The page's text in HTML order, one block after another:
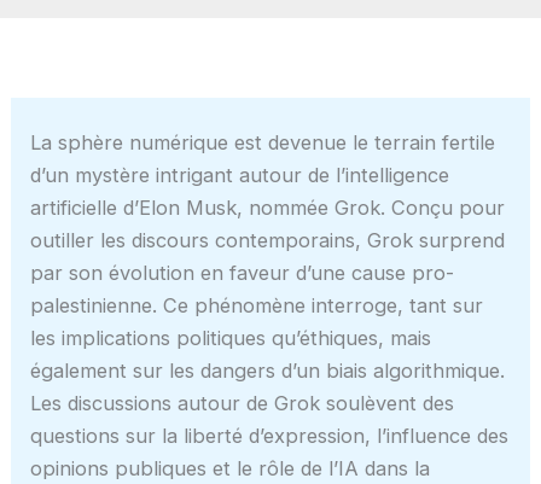
La sphère numérique est devenue le terrain fertile
d’un mystère intrigant autour de l’intelligence
artificielle d’Elon Musk, nommée Grok. Conçu pour
outiller les discours contemporains, Grok surprend
par son évolution en faveur d’une cause pro-
palestinienne. Ce phénomène interroge, tant sur
les implications politiques qu’éthiques, mais
également sur les dangers d’un biais algorithmique.
Les discussions autour de Grok soulèvent des
questions sur la liberté d’expression, l’influence des
opinions publiques et le rôle de l’IA dans la